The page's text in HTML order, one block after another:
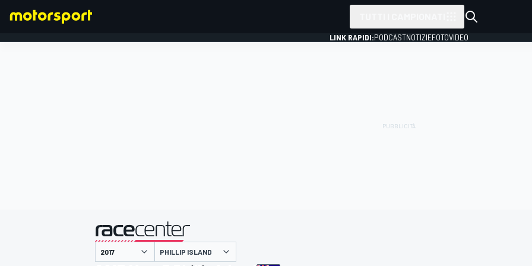
LINK RAPIDI:PODCASTNOTIZIEFOTOVIDEO
presentato da
PHILLIP ISLAND